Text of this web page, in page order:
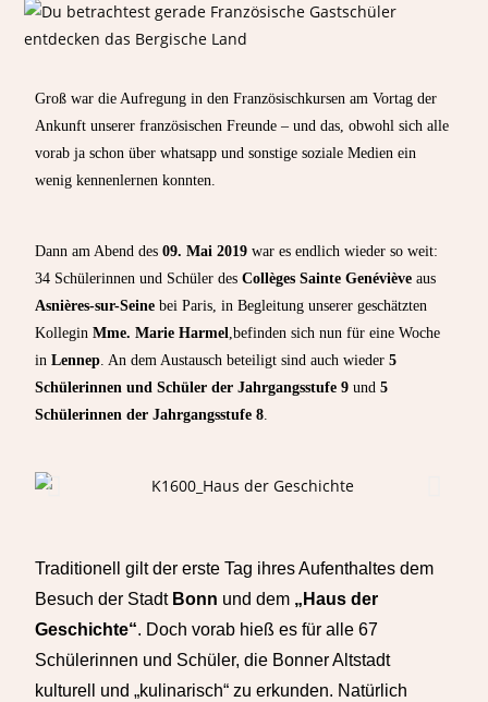
Groß war die Aufregung in den Französischkursen am Vortag der
Ankunft unserer französischen Freunde – und das, obwohl sich alle
vorab ja schon über whatsapp und sonstige soziale Medien ein
wenig kennenlernen konnten.
Dann am Abend des09. Mai 2019 war es endlich wieder so weit:
34 Schülerinnen und Schüler desCollèges Sainte Genévièveaus
Asnières-sur-Seine bei Paris, in Begleitung unserer geschätzten
KolleginMme. Marie Harmel,befinden sich nun für eine Woche
inLennep. An dem Austausch beteiligt sind auch wieder5
Schülerinnen und Schüler der Jahrgangsstufe 9 und5
Schülerinnen der Jahrgangsstufe 8.
Traditionell gilt der erste Tag ihres Aufenthaltes dem
Besuch der Stadt Bonn und dem „Haus der
Geschichte“. Doch vorab hieß es für alle 67
Schülerinnen und Schüler, die Bonner Altstadt
kulturell und „kulinarisch“ zu erkunden. Natürlich